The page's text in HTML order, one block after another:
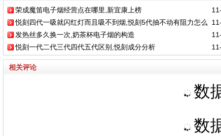
荣成魔笛电子烟经营点在哪里,新宜康上榜
悦刻四代一吸就闪红灯而且吸不到烟,悦刻5代抽不动有阻力怎么
回事?
发热丝多久换一次,奶茶杯电子烟的构造
悦刻一代二代三代四代五代区别,悦刻成分分析
相关评论
数
数